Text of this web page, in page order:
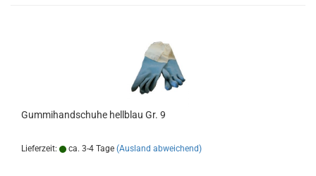
Gummihandschuhe hellblau Gr. 9
Lieferzeit: ca. 3-4 Tage (Ausland abweichend)